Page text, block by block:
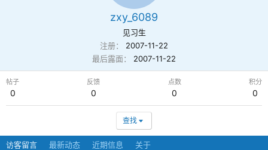
zxy_6089
见习生
注册
2007-11-22
最后露面
2007-11-22
帖子
0
反馈
0
点数
0
积分
0
查找
访客留言 最新动态 近期信息 关于